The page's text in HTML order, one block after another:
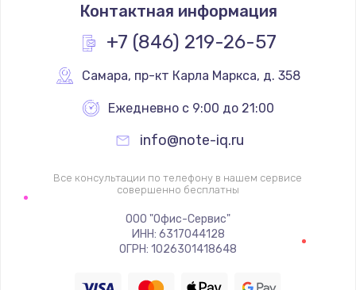
Контактная информация
+7 (846) 219-26-57
Самара, пр-кт Карла Маркса, д. 358
Ежедневно с 9:00 до 21:00
info@note-iq.ru
Все консультации по телефону в нашем сервисе
совершенно бесплатны
ООО "Офис-Сервис"
ИНН: 6317044128
ОГРН: 1026301418648